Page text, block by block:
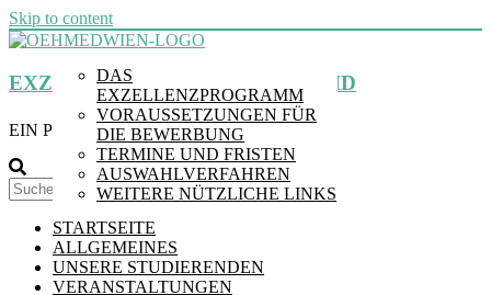
Skip to content
EXZELLENZPROGRAMM MDPHD
EIN PROGRAMM DER MEDUNI WIEN
Suchen
STARTSEITE
ALLGEMEINES
DAS
EXZELLENZPROGRAMM
VORAUSSETZUNGEN FÜR
DIE BEWERBUNG
TERMINE UND FRISTEN
AUSWAHLVERFAHREN
WEITERE NÜTZLICHE LINKS
UNSERE STUDIERENDEN
VERANSTALTUNGEN